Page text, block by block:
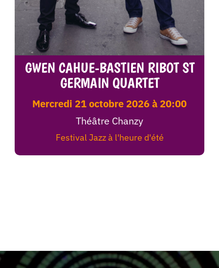
GWEN CAHUE-BASTIEN RIBOT ST
GERMAIN QUARTET
mercredi 21 octobre 2026 à 20:00
Théâtre Chanzy
Festival Jazz à l'heure d'été